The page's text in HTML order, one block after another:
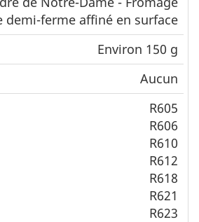
demi-ferme affiné en surface
Environ 150 g
Aucun
R605
R606
R610
R612
R618
R621
R623